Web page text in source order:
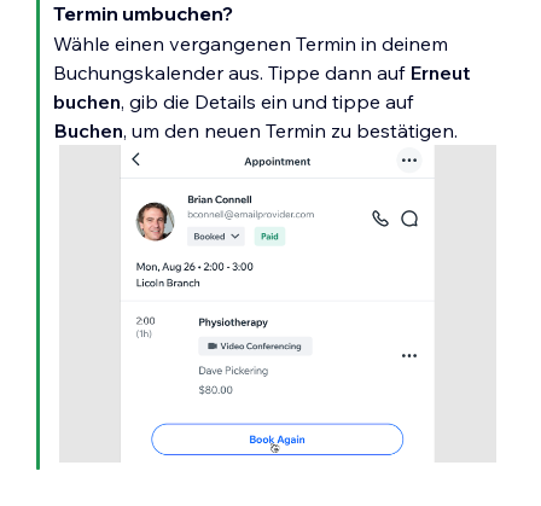
Termin umbuchen?
Wähle einen vergangenen Termin in deinem
Buchungskalender aus. Tippe dann auf Erneut
buchen, gib die Details ein und tippe auf
Buchen, um den neuen Termin zu bestätigen.